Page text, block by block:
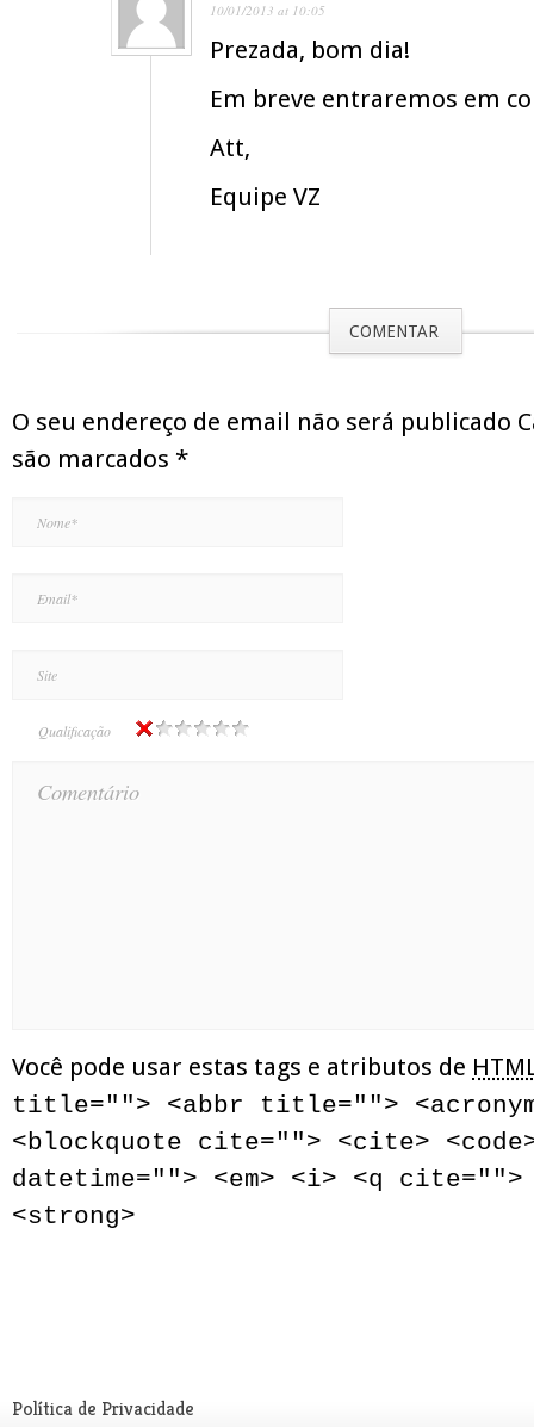
10/01/2013 at 10:05
Prezada, bom dia!
Em breve entraremos em
Att,
Equipe VZ
COMENTAR
O seu endereço de email não será publicado
são marcados *
Qualificação
Você pode usar estas tags e atributos de
title=""> <abbr title="">
<blockquote cite=""> <cite>
datetime=""> <em> <i> <q
<strong>
Política de Privacidade